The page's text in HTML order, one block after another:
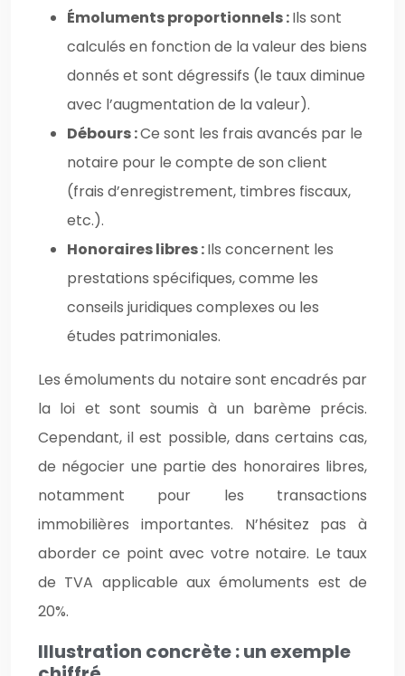
Émoluments proportionnels :Ils sont
calculés en fonction de la valeur des biens
donnés et sont dégressifs (le taux diminue
avec l’augmentation de la valeur).
Débours :Ce sont les frais avancés par le
notaire pour le compte de son client
(frais d’enregistrement, timbres fiscaux,
etc.).
Honoraires libres :Ils concernent les
prestations spécifiques, comme les
conseils juridiques complexes ou les
études patrimoniales.
Les émoluments du notaire sont encadrés par
la loi et sont soumis à un barème précis.
Cependant, il est possible, dans certains cas,
de négocier une partie des honoraires libres,
notamment pour les transactions
immobilières importantes. N’hésitez pas à
aborder ce point avec votre notaire. Le taux
de TVA applicable aux émoluments est de
20%.
Illustration concrète : un exemple